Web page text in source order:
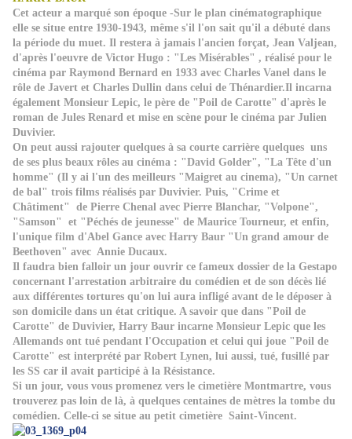
Cet acteur a marqué son époque -Sur le plan cinématographique
elle se situe entre 1930-1943, même s'il l'on sait qu'il a débuté dans
la période du muet. Il restera à jamais l'ancien forçat, Jean Valjean,
d'après l'oeuvre de Victor Hugo : "Les Misérables" , réalisé pour le
cinéma par Raymond Bernard en 1933 avec Charles Vanel dans le
rôle de Javert et Charles Dullin dans celui de Thénardier.Il incarna
également Monsieur Lepic, le père de "Poil de Carotte" d'après le
roman de Jules Renard et mise en scène pour le cinéma par Julien
Duvivier.
On peut aussi rajouter quelques à sa courte carrière quelques uns
de ses plus beaux rôles au cinéma : "David Golder", "La Tête d'un
homme" (Il y ai l'un des meilleurs "Maigret au cinema), "Un carnet
de bal" trois films réalisés par Duvivier. Puis, "Crime et
Châtiment" de Pierre Chenal avec Pierre Blanchar, "Volpone",
"Samson" et "Péchés de jeunesse" de Maurice Tourneur, et enfin,
l'unique film d'Abel Gance avec Harry Baur "Un grand amour de
Beethoven" avec Annie Ducaux.
Il faudra bien falloir un jour ouvrir ce fameux dossier de la Gestapo
concernant l'arrestation arbitraire du comédien et de son décès lié
aux différentes tortures qu'on lui aura infligé avant de le déposer à
son domicile dans un état critique. A savoir que dans "Poil de
Carotte" de Duvivier, Harry Baur incarne Monsieur Lepic que les
Allemands ont tué pendant l'Occupation et celui qui joue "Poil de
Carotte" est interprété par Robert Lynen, lui aussi, tué, fusillé par
les SS car il avait participé à la Résistance.
Si un jour, vous vous promenez vers le cimetière Montmartre, vous
trouverez pas loin de là, à quelques centaines de mètres la tombe du
comédien. Celle-ci se situe au petit cimetière Saint-Vincent.